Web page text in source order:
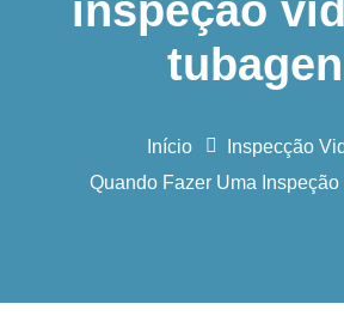
inspeção
Início
Inspecção
Quando Fazer Uma